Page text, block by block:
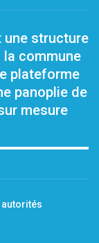
une structure
commune
plateforme
panoplie de
mesure
autorités